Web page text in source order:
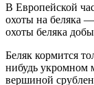
В Европейской
охоты на беляка
охоты беляка
Беляк кормится
нибудь укромном
вершиной